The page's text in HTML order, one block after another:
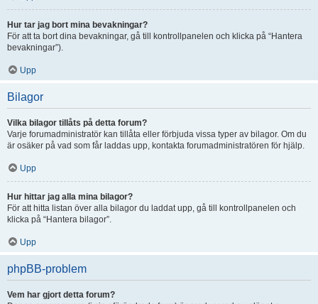
Hur tar jag bort mina bevakningar?
För att ta bort dina bevakningar, gå till kontrollpanelen och klicka på “Hantera
bevakningar”).
Upp
Bilagor
Vilka bilagor tillåts på detta forum?
Varje forumadministratör kan tillåta eller förbjuda vissa typer av bilagor. Om du
är osäker på vad som får laddas upp, kontakta forumadministratören för hjälp.
Upp
Hur hittar jag alla mina bilagor?
För att hitta listan över alla bilagor du laddat upp, gå till kontrollpanelen och
klicka på “Hantera bilagor”.
Upp
phpBB-problem
Vem har gjort detta forum?